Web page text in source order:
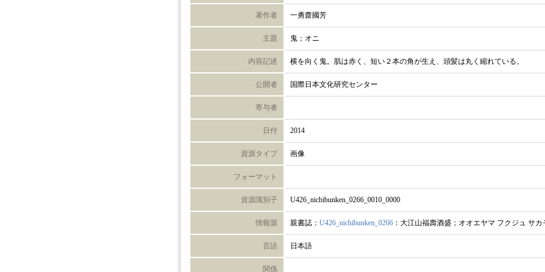
著作者 一勇齋國芳
主題 鬼；オニ
内容記述 横を向く鬼。肌は赤く、短い２本の角が生え、頭髪は丸く縮れている。
公開者 国際日本文化研究センター
寄与者
日付 2014
資源タイプ 画像
フォーマット
資源識別子 U426_nichibunken_0266_0010_0000
情報源 親書誌： U426_nichibunken_0266 ：大江山福壽酒盛；オオエヤマ フクジュ サカ
言語 日本語
関係